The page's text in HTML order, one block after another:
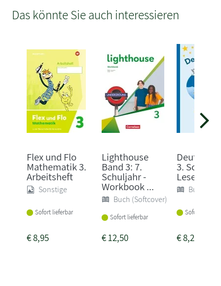
Das könnte Sie auch interessieren
Flex und Flo
Mathematik 3.
Arbeitsheft
Sonstige
Sofort lieferbar
€8,95
Lighthouse
Band 3: 7.
Schuljahr -
Workbook ...
Buch (Softcover)
Sofort lieferbar
€12,50
Deutsch-
3.
Buch
Sofort
€8,25